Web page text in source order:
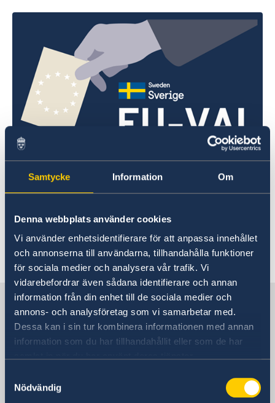
Samtycke Information Om
Denna webbplats använder cookies
Vi använder enhetsidentifierare för att anpassa innehållet
och annonserna till användarna, tillhandahålla funktioner
för sociala medier och analysera vår trafik. Vi
vidarebefordrar även sådana identifierare och annan
information från din enhet till de sociala medier och
annons- och analysföretag som vi samarbetar med.
Dessa kan i sin tur kombinera informationen med annan
information som du har tillhandahållit eller som de har
Nödvändig
Mer information om att rösta från Kuba samt
öppettider för röstmottagningen hittar du här:
Rösta i Kuba
Senast uppdaterad 12 apr. 2024, 13.18
Sverige i Kuba
SVERIGES AMBASSAD I Havanna
Calle 34, nr 510,